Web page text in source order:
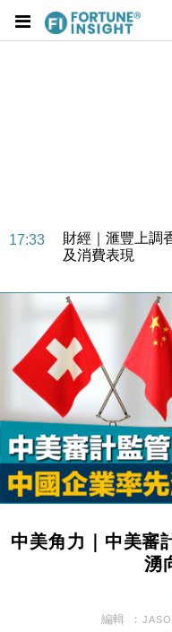
17:33
財經｜滙豐上調
及消費表現
損失近6900萬元
16:05
財經｜日經失
15:47
財經｜恒隆10月
粦接任
15:11
財經｜韓股反覆
13:44
財經｜內地7月
差達1125億美元
12:44
財經｜日本春季
11:12
國際｜特朗普料
財經｜SA售股
中美角力｜中美審
湧
編輯 ：